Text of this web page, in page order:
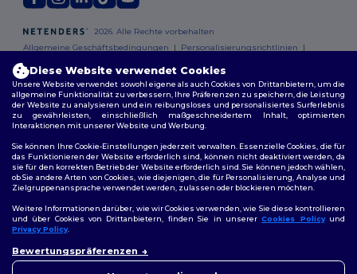
2026. Alle Rechte vorbehalten
Allgemeine Geschäftsbedingungen | Personalisierungsrichtlinien |
Berlin|Hamburg | München| Köln |Frankfurt | Essen |Dortmund|
Stuttgart |Düsseldorf| Bremen
Diese Website verwendet Cookies
Unsere Website verwendet sowohl eigene als auch Cookies von Drittanbietern, um die
allgemeine Funktionalität zu verbessern, Ihre Präferenzen zu speichern, die Leistung
der Website zu analysieren und ein reibungsloses und personalisiertes Surferlebnis
zu gewährleisten, einschließlich maßgeschneidertem Inhalt, optimierten
Interaktionen mit unserer Website und Werbung.
Sie können Ihre Cookie-Einstellungen jederzeit verwalten. Essenzielle Cookies, die für
das Funktionieren der Website erforderlich sind, können nicht deaktiviert werden, da
sie für den korrekten Betrieb der Website erforderlich sind. Sie können jedoch wählen,
ob Sie andere Arten von Cookies, wie diejenigen, die für Personalisierung, Analyse und
Zielgruppenansprache verwendet werden, zulassen oder blockieren möchten.
Weitere Informationen darüber, wie wir Cookies verwenden, wie Sie diese kontrollieren
und über Cookies von Drittanbietern, finden Sie in unsererCookies Policyund
Privacy Policy.
Bewertungspräferenzen